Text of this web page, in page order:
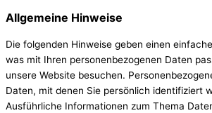
Allgemeine Hinweise
Die folgenden Hinweise geben einen
was mit Ihren personenbezogenen Daten
unsere Website besuchen.
Daten, mit denen Sie persönlich identifiziert
Ausführliche Informationen zum Thema